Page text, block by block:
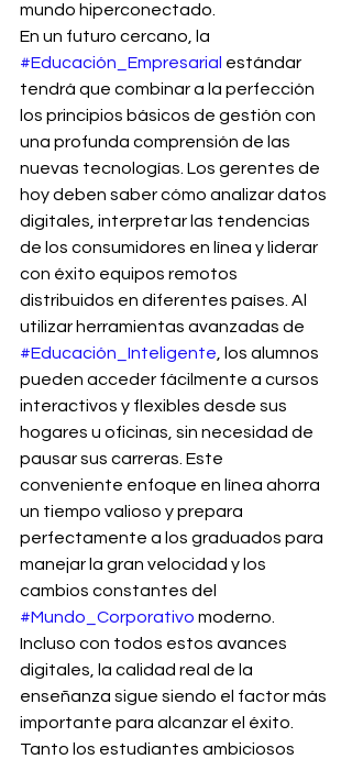
mundo hiperconectado.
En un futuro cercano, la
#Educación_Empresarial estándar
tendrá que combinar a la perfección
los principios básicos de gestión con
una profunda comprensión de las
nuevas tecnologías. Los gerentes de
hoy deben saber cómo analizar datos
digitales, interpretar las tendencias
de los consumidores en línea y liderar
con éxito equipos remotos
distribuidos en diferentes países. Al
utilizar herramientas avanzadas de
#Educación_Inteligente , los alumnos
pueden acceder fácilmente a cursos
interactivos y flexibles desde sus
hogares u oficinas, sin necesidad de
pausar sus carreras. Este
conveniente enfoque en línea ahorra
un tiempo valioso y prepara
perfectamente a los graduados para
manejar la gran velocidad y los
cambios constantes del
#Mundo_Corporativo moderno.
Incluso con todos estos avances
digitales, la calidad real de la
enseñanza sigue siendo el factor más
importante para alcanzar el éxito.
Tanto los estudiantes ambiciosos